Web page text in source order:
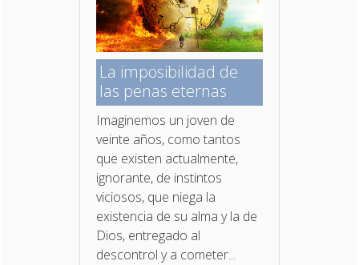
La imposibilidad de
las penas eternas
Imaginemos un joven de
veinte años, como tantos
que existen actualmente,
ignorante, de instintos
viciosos, que niega la
existencia de su alma y la de
Dios, entregado al
descontrol y a cometer...